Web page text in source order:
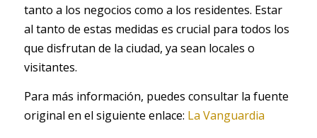
tanto a los negocios como a los residentes. Estar
al tanto de estas medidas es crucial para todos los
que disfrutan de la ciudad, ya sean locales o
visitantes.
Para más información, puedes consultar la fuente
original en el siguiente enlace: La Vanguardia